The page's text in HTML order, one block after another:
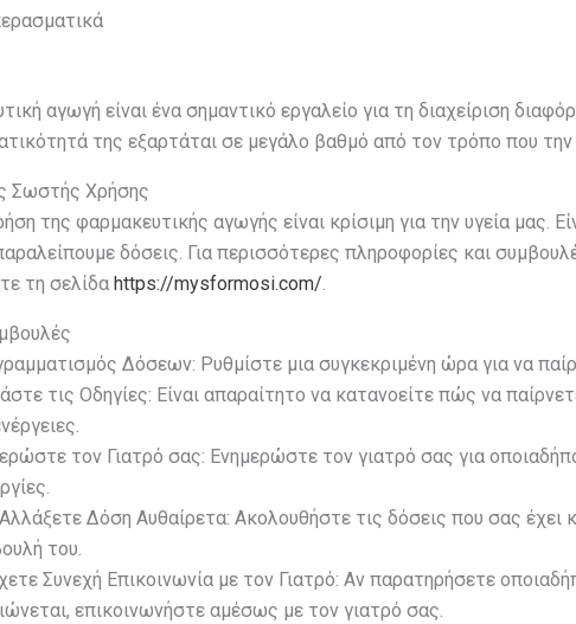
αγωγή είναι ένα σημαντικό εργαλείο για τη διαχείριση
της εξαρτάται σε μεγάλο βαθμό από τον τρόπο που την
Σωστής Χρήσης
της φαρμακευτικής αγωγής είναι κρίσιμη για την υγεία μας.
δόσεις. Για περισσότερες πληροφορίες και
τη σελίδα https://mysformosi.com/.
Δόσεων: Ρυθμίστε μια συγκεκριμένη ώρα για να
τις Οδηγίες: Είναι απαραίτητο να κατανοείτε πώς να
τον Γιατρό σας: Ενημερώστε τον γιατρό σας για
Δόση Αυθαίρετα: Ακολουθήστε τις δόσεις που σας έχει
του.
Συνεχή Επικοινωνία με τον Γιατρό: Αν παρατηρήσετε
επικοινωνήστε αμέσως με τον γιατρό σας.